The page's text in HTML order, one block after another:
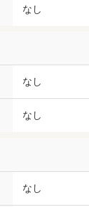
なし
なし
なし
なし